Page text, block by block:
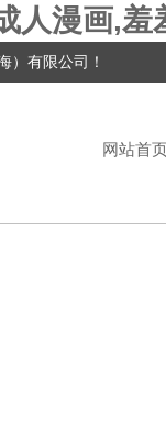
人漫画,
限公司！
网站首